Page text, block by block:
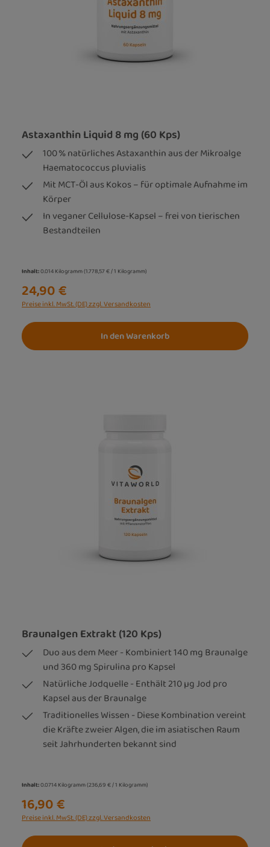
Astaxanthin Liquid 8 mg (60 Kps)
100 % natürliches Astaxanthin aus der Mikroalge
Haematococcus pluvialis
Mit MCT-Öl aus Kokos – für optimale Aufnahme im
Körper
In veganer Cellulose-Kapsel – frei von tierischen
Bestandteilen
Inhalt:0.014 Kilogramm(1.778,57 € / 1 Kilogramm)
24,90 €
Preise inkl. MwSt. (DE) zzgl. Versandkosten
In den Warenkorb
Braunalgen Extrakt (120 Kps)
Duo aus dem Meer - Kombiniert 140 mg Braunalge
und 360 mg Spirulina pro Kapsel
Natürliche Jodquelle - Enthält 210 µg Jod pro
Kapsel aus der Braunalge
Traditionelles Wissen - Diese Kombination vereint
die Kräfte zweier Algen, die im asiatischen Raum
seit Jahrhunderten bekannt sind
Inhalt:0.0714 Kilogramm(236,69 € / 1 Kilogramm)
16,90 €
Preise inkl. MwSt. (DE) zzgl. Versandkosten